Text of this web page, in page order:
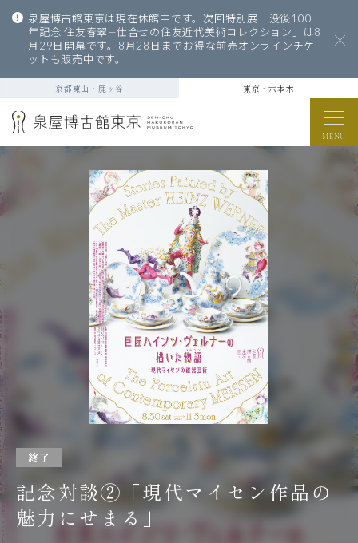
泉屋博古館東京は現在休館中です。次回特別展「没後100
年記念 住友春翠—仕合せの住友近代美術コレクション」は8
月29日開幕です。8月28日までお得な前売オンラインチケ
ットも販売中です。
京都東山・鹿ヶ谷 東京・六本木
MENU
終了
記念対談②「現代マイセン作品の
魅力にせまる」